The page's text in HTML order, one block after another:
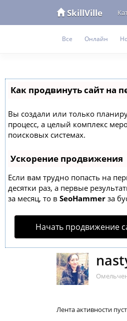
SkillVille
Все Онлайн
Как продвинуть сайт на
Вы создали или только
процесс, а целый комплекс
поисковых системах.
Ускорение продвижения
Если вам трудно попасть на
десятки раз, а первые
за месяц, то в SeoHammer за
Начать продвижение
Лента активности